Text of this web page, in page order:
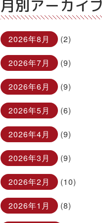
月別アーカイ
2026年8月 (2)
2026年7月 (9)
2026年6月 (9)
2026年5月 (6)
2026年4月 (9)
2026年3月 (9)
2026年2月 (10)
2026年1月 (8)